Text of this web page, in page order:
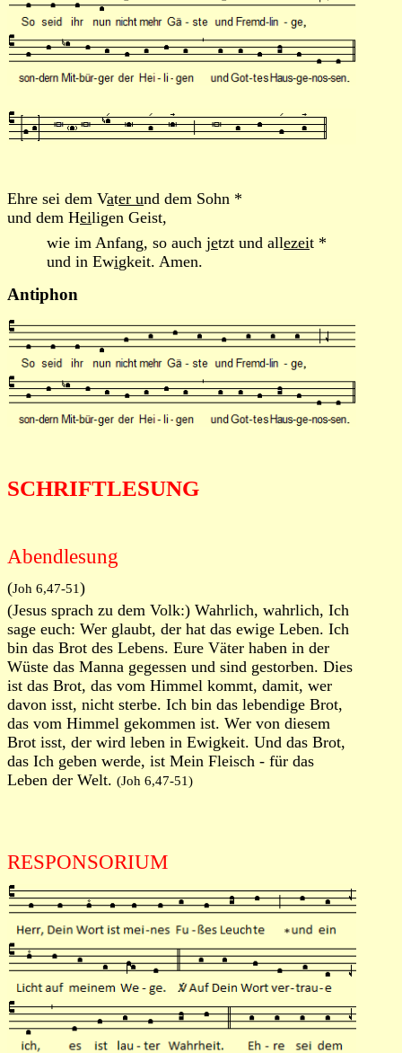
Ehre sei dem Vater und dem Sohn *
und dem Heiligen Geist,
wie im Anfang, so auch jetzt und allezeit *
und in Ewigkeit. Amen.
Antiphon
SCHRIFTLESUNG
Abendlesung
(Joh 6,47-51)
(Jesus sprach zu dem Volk:) Wahrlich, wahrlich, Ich
sage euch: Wer glaubt, der hat das ewige Leben. Ich
bin das Brot des Lebens. Eure Väter haben in der
Wüste das Manna gegessen und sind gestorben. Dies
ist das Brot, das vom Himmel kommt, damit, wer
davon isst, nicht sterbe. Ich bin das lebendige Brot,
das vom Himmel gekommen ist. Wer von diesem
Brot isst, der wird leben in Ewigkeit. Und das Brot,
das Ich geben werde, ist Mein Fleisch - für das
Leben der Welt. (Joh 6,47-51)
RESPONSORIUM